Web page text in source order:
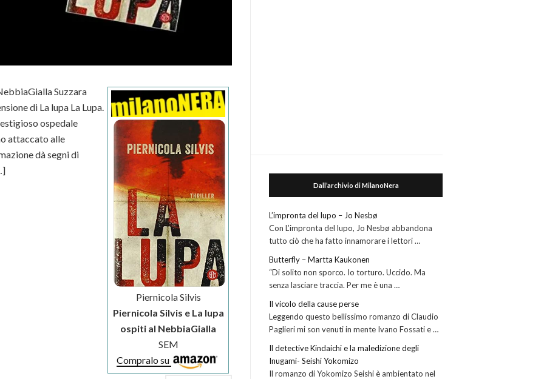
Piernicola Silvis
Piernicola Silvis e La lupa
ospiti al NebbiaGialla
SEM
Compralo su
Suzzara
di La lupa La Lupa.
ospedale
attaccato alle
dà segni di
Dall’archivio di MilanoNera
L’impronta del lupo – Jo Nesbø
Con L’impronta del lupo, Jo Nesbø abbandona
tutto ciò che ha fatto innamorare i lettori …
Butterfly – Martta Kaukonen
“Di solito non sporco. Io torturo. Uccido. Ma
senza lasciare traccia. Per me è una …
Il vicolo della cause perse
Leggendo questo bellissimo romanzo di Claudio
Paglieri mi son venuti in mente Ivano Fossati e …
Il detective Kindaichi e la maledizione degli
Inugami- Seishi Yokomizo
Il romanzo di Yokomizo Seishi è ambientato nel